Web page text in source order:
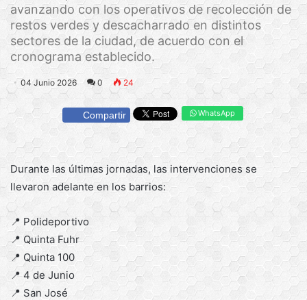
avanzando con los operativos de recolección de
restos verdes y descacharrado en distintos
sectores de la ciudad, de acuerdo con el
cronograma establecido.
04 Junio 2026 0 24
Compartir WhatsApp
Durante las últimas jornadas, las intervenciones se
llevaron adelante en los barrios:
📍 Polideportivo
📍 Quinta Fuhr
📍 Quinta 100
📍 4 de Junio
📍 San José